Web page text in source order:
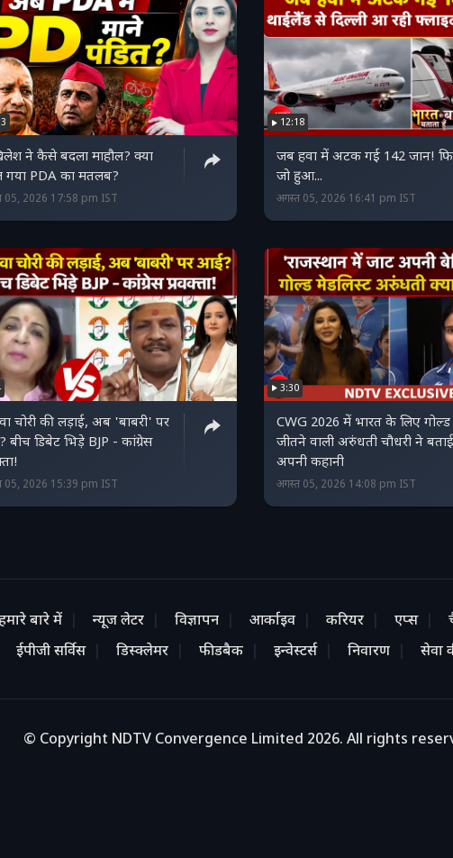
ने कैसे बदला माहौल? क्या
गया PDA का मतलब?
05, 2026 17:58 pm IST
12:18
जब हवा में अटक गई 142 जान!
जो हुआ...
अगस्त 05, 2026 16:41 pm IST
चोरी की लड़ाई, अब 'बाबरी' पर
डिबेट भिड़े BJP - कांग्रेस
05, 2026 15:39 pm IST
3:30
CWG 2026 में भारत के लिए गोल्ड
जीतने वाली अरुंधती चौधरी ने बताई
अपनी कहानी
अगस्त 05, 2026 14:08 pm IST
बारे में न्यूज लेटर विज्ञापन आर्काइव करियर एप्स
ईपीजी सर्विस
डिस्क्लेमर फीडबैक इन्वेस्टर्स निवारण सेवा
© Copyright NDTV Convergence Limited 2026. All rights